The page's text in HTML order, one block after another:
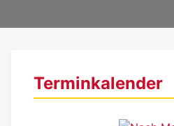
Terminkalender